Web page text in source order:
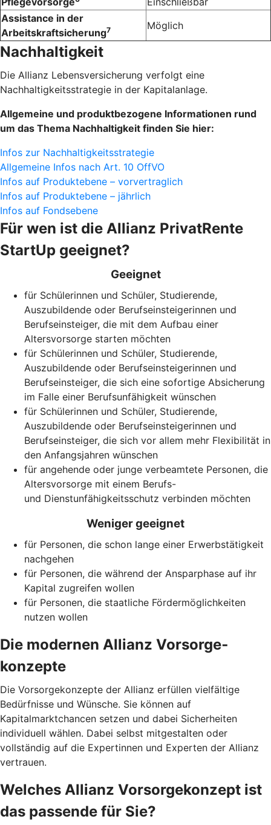
Assistance in der
Arbeitskraftsicherung7 Möglich
Nachhaltigkeit
Die Allianz Lebensversicherung verfolgt eine
Nachhaltigkeitsstrategie in der Kapitalanlage.
Allgemeine und produktbezogene Informationen rund
um das Thema Nachhaltigkeit finden Sie hier:
Infos zur Nachhaltigkeitsstrategie
Allgemeine Infos nach Art. 10 OffVO
Infos auf Produktebene – vorvertraglich
Infos auf Produktebene – jährlich
Infos auf Fondsebene
Für wen ist die Allianz Privat­Rente
StartUp geeignet?
Geeignet
für Schülerinnen und Schüler, Studierende,
Auszubildende oder Berufseinsteigerinnen und
Berufseinsteiger, die mit dem Aufbau einer
Altersvorsorge starten möchten
für Schülerinnen und Schüler, Studierende,
Auszubildende oder Berufseinsteigerinnen und
Berufseinsteiger, die sich eine sofortige Absicherung
im Falle einer Berufsunfähigkeit wünschen
für Schülerinnen und Schüler, Studierende,
Auszubildende oder Berufseinsteigerinnen und
Berufseinsteiger, die sich vor allem mehr Flexibilität in
den Anfangsjahren wünschen
für angehende oder junge verbeamtete Personen, die
Altersvorsorge mit einem Berufs-
und Dienstunfähigkeitsschutz verbinden möchten
Weniger geeignet
für Personen, die schon lange einer Erwerbstätigkeit
nachgehen
für Personen, die während der Ansparphase auf ihr
Kapital zugreifen wollen
für Personen, die staatliche Fördermöglichkeiten
nutzen wollen
Die modernen Allianz Vorsorge­
konzepte
Die Vorsorgekonzepte der Allianz erfüllen vielfältige
Bedürfnisse und Wünsche. Sie können auf
Kapitalmarktchancen setzen und dabei Sicherheiten
individuell wählen. Dabei selbst mitgestalten oder
vollständig auf die Expertinnen und Experten der Allianz
vertrauen.
Welches Allianz Vorsorgekonzept ist
das passende für Sie?